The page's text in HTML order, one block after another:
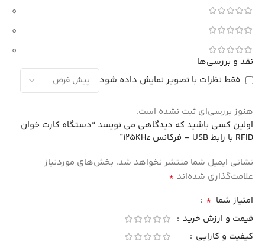
0
0
0
نقد و بررسی‌ها
فقط نظرات با تصویر نمایش داده شود
هنوز بررسی‌ای ثبت نشده است.
اولین کسی باشید که دیدگاهی می نویسد “دستگاه کارت خوان
RFID با رابط USB – فرکانس 125KHz”
نشانی ایمیل شما منتشر نخواهد شد. بخش‌های موردنیاز
علامت‌گذاری شده‌اند *
امتیاز شما *
قیمت و ارزش خرید
کیفیت و کارایی